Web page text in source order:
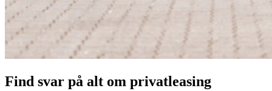
Find svar på alt om privatleasing